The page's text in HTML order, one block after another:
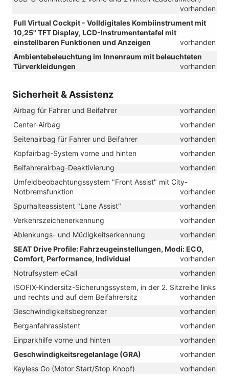
vorhanden
Full Virtual Cockpit - Volldigitales Kombiinstrument mit
10,25" TFT Display, LCD-Instrumententafel mit
einstellbaren Funktionen und Anzeigen
vorhanden
Ambientebeleuchtung im Innenraum mit beleuchteten
Türverkleidungen
vorhanden
Sicherheit & Assistenz
Airbag für Fahrer und Beifahrer
vorhanden
Center-Airbag
vorhanden
Seitenairbag für Fahrer und Beifahrer
vorhanden
Kopfairbag-System vorne und hinten
vorhanden
Beifahrerairbag-Deaktivierung
vorhanden
Umfeldbeobachtungssystem "Front Assist" mit City-
Notbremsfunktion
vorhanden
Spurhalteassistent "Lane Assist"
vorhanden
Verkehrszeichenerkennung
vorhanden
Ablenkungs- und Müdigkeitserkennung
vorhanden
SEAT Drive Profile: Fahrzeugeinstellungen, Modi: ECO,
Comfort, Performance, Individual
vorhanden
Notrufsystem eCall
vorhanden
ISOFIX-Kindersitz-Sicherungssystem, in der 2. Sitzreihe links
und rechts und auf dem Beifahrersitz
vorhanden
Geschwindigkeitsbegrenzer
vorhanden
Berganfahrassistent
vorhanden
Einparkhilfe vorne und hinten
vorhanden
Geschwindigkeitsregelanlage (GRA)
vorhanden
Keyless Go (Motor Start/Stop Knopf)
vorhanden